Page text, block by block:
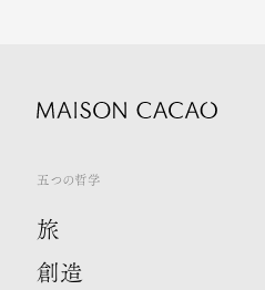
五つの哲学
旅
創造